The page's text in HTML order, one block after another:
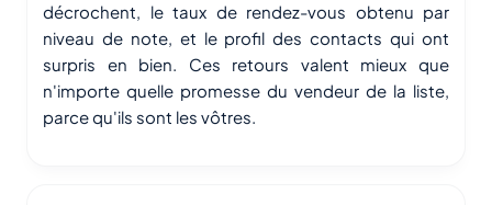
décrochent, le taux de rendez-vous obtenu par
niveau de note, et le profil des contacts qui ont
surpris en bien. Ces retours valent mieux que
n'importe quelle promesse du vendeur de la liste,
parce qu'ils sont les vôtres.